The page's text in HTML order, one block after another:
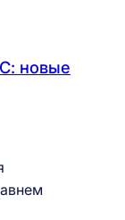
новые